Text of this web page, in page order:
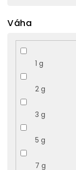
Váha
1 g
2 g
3 g
5 g
7 g